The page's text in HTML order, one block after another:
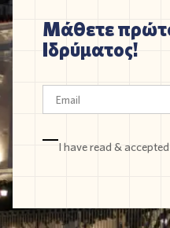
Μάθετε
Ιδρύματος!
I have read &